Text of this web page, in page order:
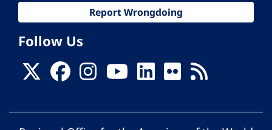
Report Wrongdoing
Follow Us